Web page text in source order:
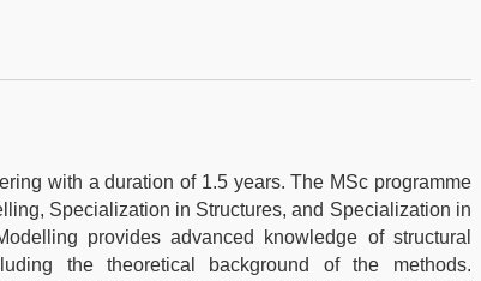
with a duration of 1.5 years. The MSc programme
Specialization in Structures, and Specialization in
provides advanced knowledge of structural
the theoretical background of the methods.